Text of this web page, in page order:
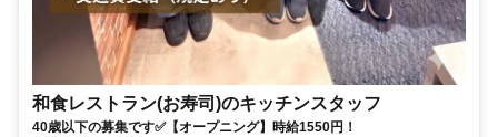
和食レストラン(お寿司)のキッチンスタッフ
40歳以下の募集です✅【オープニング】時給1550円！